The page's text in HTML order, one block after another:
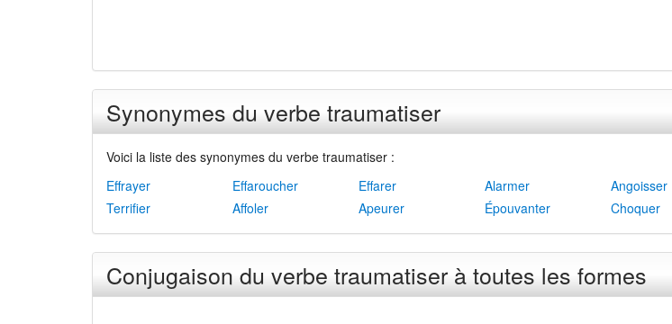
Synonymes du verbe traumatiser
Voici la liste des synonymes du verbe traumatiser :
Effrayer
Effaroucher Effarer Alarmer Angoisser
Terrifier
Affoler Apeurer Épouvanter Choquer
Conjugaison du verbe traumatiser à toutes les formes